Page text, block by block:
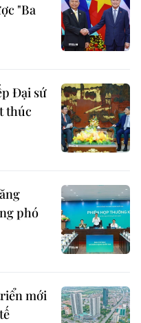
"Ba
Đại sứ
thúc
phó
mới